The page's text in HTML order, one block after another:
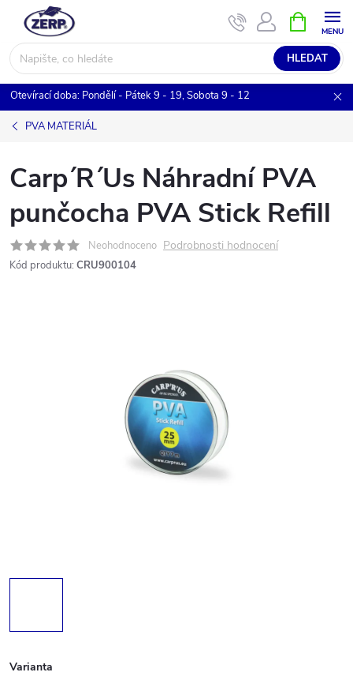
obsah
HLEDAT
NÁKUPNÍ
KOŠÍK
Otevírací doba: Pondělí - Pátek 9 - 19, Sobota 9 - 12
PVA MATERIÁL
Carp´R´Us Náhradní PVA
punčocha PVA Stick Refill
Neohodnoceno Podrobnosti hodnocení
Kód produktu: CRU900104
Varianta